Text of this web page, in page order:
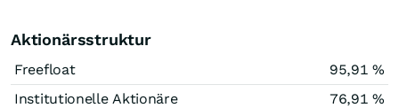
Aktionärsstruktur
Freefloat
95,91 %
Institutionelle Aktionäre
76,91 %